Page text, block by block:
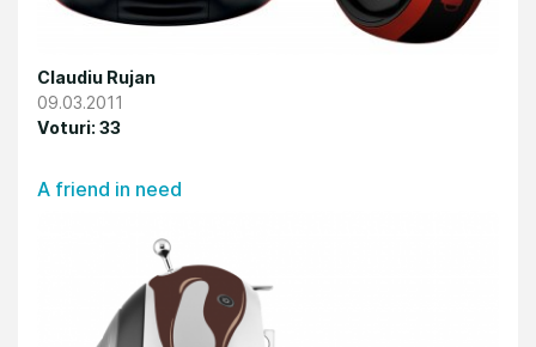
Claudiu Rujan
09.03.2011
Voturi: 33
A friend in need